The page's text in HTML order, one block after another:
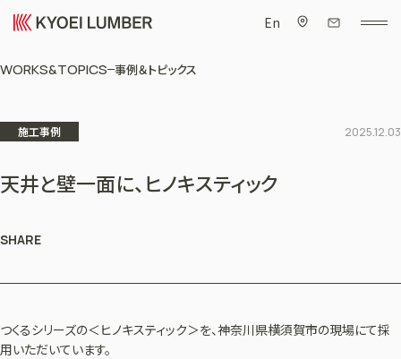
En
WORKS&TOPICS 事例＆トピックス
施工事例 2025.12.03
天井と壁一面に、ヒノキスティック
SHARE
つくるシリーズの＜ヒノキスティック＞を、神奈川県横須賀市の現場にて採
用いただいています。